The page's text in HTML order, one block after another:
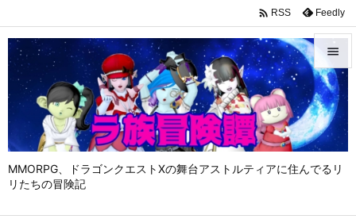
MMORPG、ドラゴンクエストⅩの舞台アストルティアに住んでるリ
リたちの冒険記


メニュ

サイド

 RSS Feedly